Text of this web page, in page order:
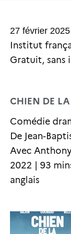
27 février 2025
Institut
Gratuit, sans
CHIEN DE LA
Comédie
De Jean-
Avec
2022 | 93
anglais